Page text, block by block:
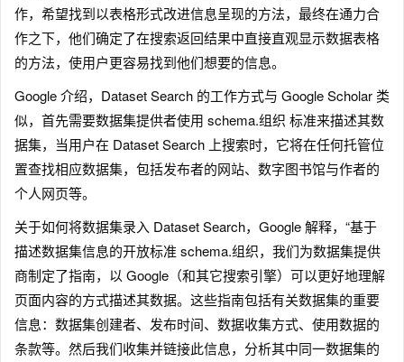
作，希望找到以表格形式改进信息呈现的方法，最终在通力合
作之下，他们确定了在搜索返回结果中直接直观显示数据表格
的方法，使用户更容易找到他们想要的信息。
Google 介绍，Dataset Search 的工作方式与 Google Scholar 类
似，首先需要数据集提供者使用 schema.组织 标准来描述其数
据集，当用户在 Dataset Search 上搜索时，它将在任何托管位
置查找相应数据集，包括发布者的网站、数字图书馆与作者的
个人网页等。
关于如何将数据集录入 Dataset Search，Google 解释，“基于
描述数据集信息的开放标准 schema.组织，我们为数据集提供
商制定了指南，以 Google（和其它搜索引擎）可以更好地理解
页面内容的方式描述其数据。这些指南包括有关数据集的重要
信息：数据集创建者、发布时间、数据收集方式、使用数据的
条款等。然后我们收集并链接此信息，分析其中同一数据集的